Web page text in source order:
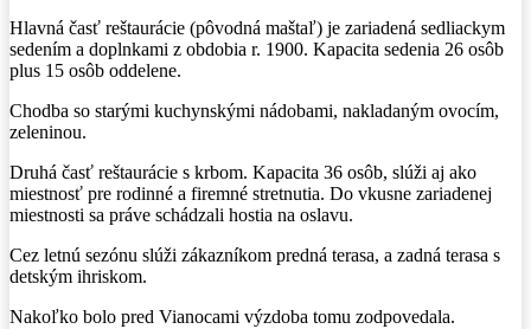
Hlavná časť reštaurácie (pôvodná maštaľ) je zariadená sedliackym
sedením a doplnkami z obdobia r. 1900. Kapacita sedenia 26 osôb
plus 15 osôb oddelene.
Chodba so starými kuchynskými nádobami, nakladaným ovocím,
zeleninou.
Druhá časť reštaurácie s krbom. Kapacita 36 osôb, slúži aj ako
miestnosť pre rodinné a firemné stretnutia. Do vkusne zariadenej
miestnosti sa práve schádzali hostia na oslavu.
Cez letnú sezónu slúži zákazníkom predná terasa, a zadná terasa s
detským ihriskom.
Nakoľko bolo pred Vianocami výzdoba tomu zodpovedala.